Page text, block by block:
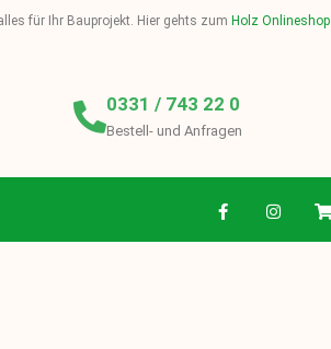
für Ihr Bauprojekt. Hier gehts zum Holz Onlineshop
0331 / 743 22 0
Bestell- und Anfragen